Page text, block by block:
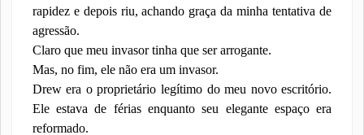
rapidez e depois riu, achando graça da minha tentativa de
agressão.
Claro que meu invasor tinha que ser arrogante.
Mas, no fim, ele não era um invasor.
Drew era o proprietário legítimo do meu novo escritório.
Ele estava de férias enquanto seu elegante espaço era
reformado.